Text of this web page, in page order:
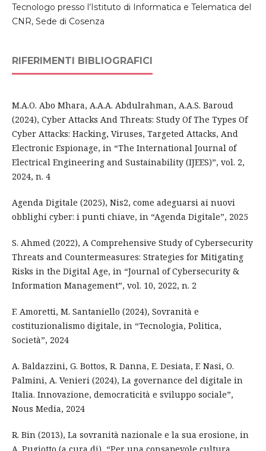
Tecnologo presso l’Istituto di Informatica e Telematica del
CNR, Sede di Cosenza
RIFERIMENTI BIBLIOGRAFICI
M.A.O. Abo Mhara, A.A.A. Abdulrahman, A.A.S. Baroud
(2024), Cyber Attacks And Threats: Study Of The Types Of
Cyber Attacks: Hacking, Viruses, Targeted Attacks, And
Electronic Espionage, in “The International Journal of
Electrical Engineering and Sustainability (IJEES)”, vol. 2,
2024, n. 4
Agenda Digitale (2025), Nis2, come adeguarsi ai nuovi
obblighi cyber: i punti chiave, in “Agenda Digitale”, 2025
S. Ahmed (2022), A Comprehensive Study of Cybersecurity
Threats and Countermeasures: Strategies for Mitigating
Risks in the Digital Age, in “Journal of Cybersecurity &
Information Management”, vol. 10, 2022, n. 2
F. Amoretti, M. Santaniello (2024), Sovranità e
costituzionalismo digitale, in “Tecnologia, Politica,
Società”, 2024
A. Baldazzini, G. Bottos, R. Danna, E. Desiata, F. Nasi, O.
Palmini, A. Venieri (2024), La governance del digitale in
Italia. Innovazione, democraticità e sviluppo sociale”,
Nous Media, 2024
R. Bin (2013), La sovranità nazionale e la sua erosione, in